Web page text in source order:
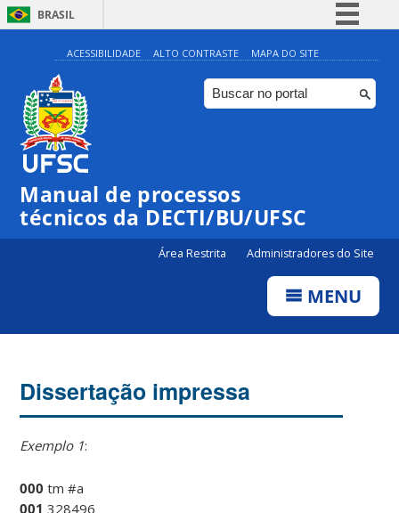
BRASIL
Simplifique!
Comunica BR
Participe
ACESSIBILIDADE ALTO CONTRASTE MAPA DO SITE
Manual de processos
técnicos da DECTI/BU/UFSC
Área Restrita Administradores do Site
MENU
Dissertação impressa
Exemplo 1:
000 tm #a
001 328496